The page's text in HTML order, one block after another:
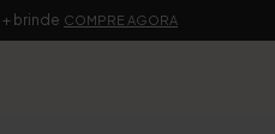
+ brinde COMPRE AGORA